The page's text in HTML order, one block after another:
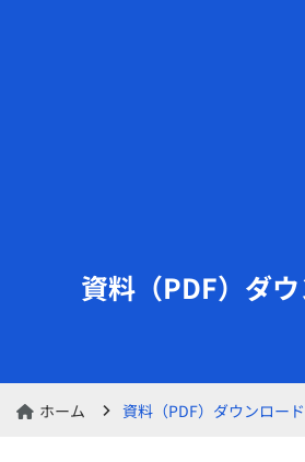
資料（PDF）ダ
ホーム 資料（PDF）ダウンロード